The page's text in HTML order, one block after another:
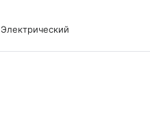
Электрический